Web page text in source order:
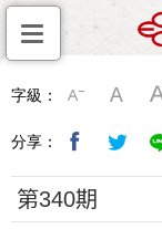
字級：
分享：
第340期